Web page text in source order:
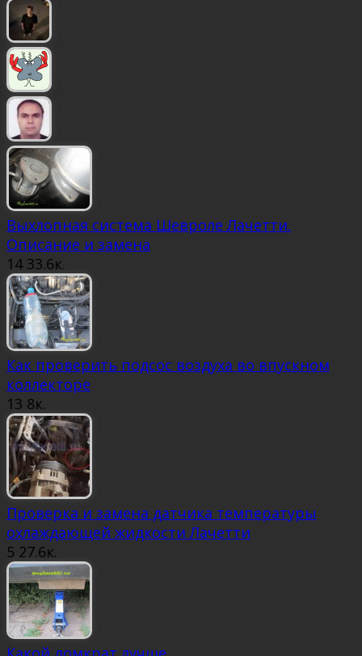
Выхлопная система Шевроле Лачетти.
Описание и замена
14 33.6к.
Как проверить подсос воздуха во впускном
коллекторе
13 8к.
Проверка и замена датчика температуры
охлаждающей жидкости Лачетти
5 27.6к.